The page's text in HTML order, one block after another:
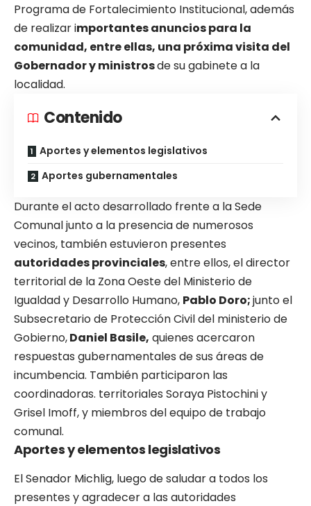
Programa de Fortalecimiento Institucional, además
de realizar importantes anuncios para la
comunidad, entre ellas, una próxima visita del
Gobernador y ministrosde su gabinete a la
localidad.
Contenido
Aportes y elementos legislativos
Aportes gubernamentales
Durante el acto desarrollado frente a la Sede
Comunal junto a la presencia de numerosos
vecinos, también estuvieron presentes
autoridades provinciales, entre ellos, el director
territorial de la Zona Oeste del Ministerio de
Igualdad y Desarrollo Humano, Pablo Doro;junto el
Subsecretario de Protección Civil del ministerio de
Gobierno,Daniel Basile, quienes acercaron
respuestas gubernamentales de sus áreas de
incumbencia. También participaron las
coordinadoras. territoriales Soraya Pistochini y
Grisel Imoff, y miembros del equipo de trabajo
comunal.
Aportes y elementos legislativos
El Senador Michlig, luego de saludar a todos los
presentes y agradecer a las autoridades